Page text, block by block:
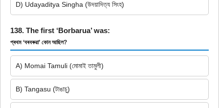
D) Udayaditya Singha (উদয়াদিত্য সিংহ)
138. The first ‘Borbarua’ was:
প্ৰথম ‘বৰবৰুৱা’ কোন আছিল?
A) Momai Tamuli (মোমাই তামুলী)
B) Tangasu (টাঙাচু)